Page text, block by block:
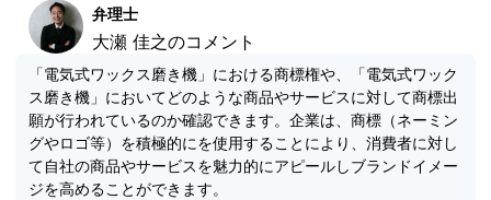
弁理士
大瀬 佳之のコメント
「電気式ワックス磨き機」における商標権や、「電気式ワック
ス磨き機」においてどのような商品やサービスに対して商標出
願が行われているのか確認できます。企業は、商標（ネーミン
グやロゴ等）を積極的にを使用することにより、消費者に対し
て自社の商品やサービスを魅力的にアピールしブランドイメー
ジを高めることができます。